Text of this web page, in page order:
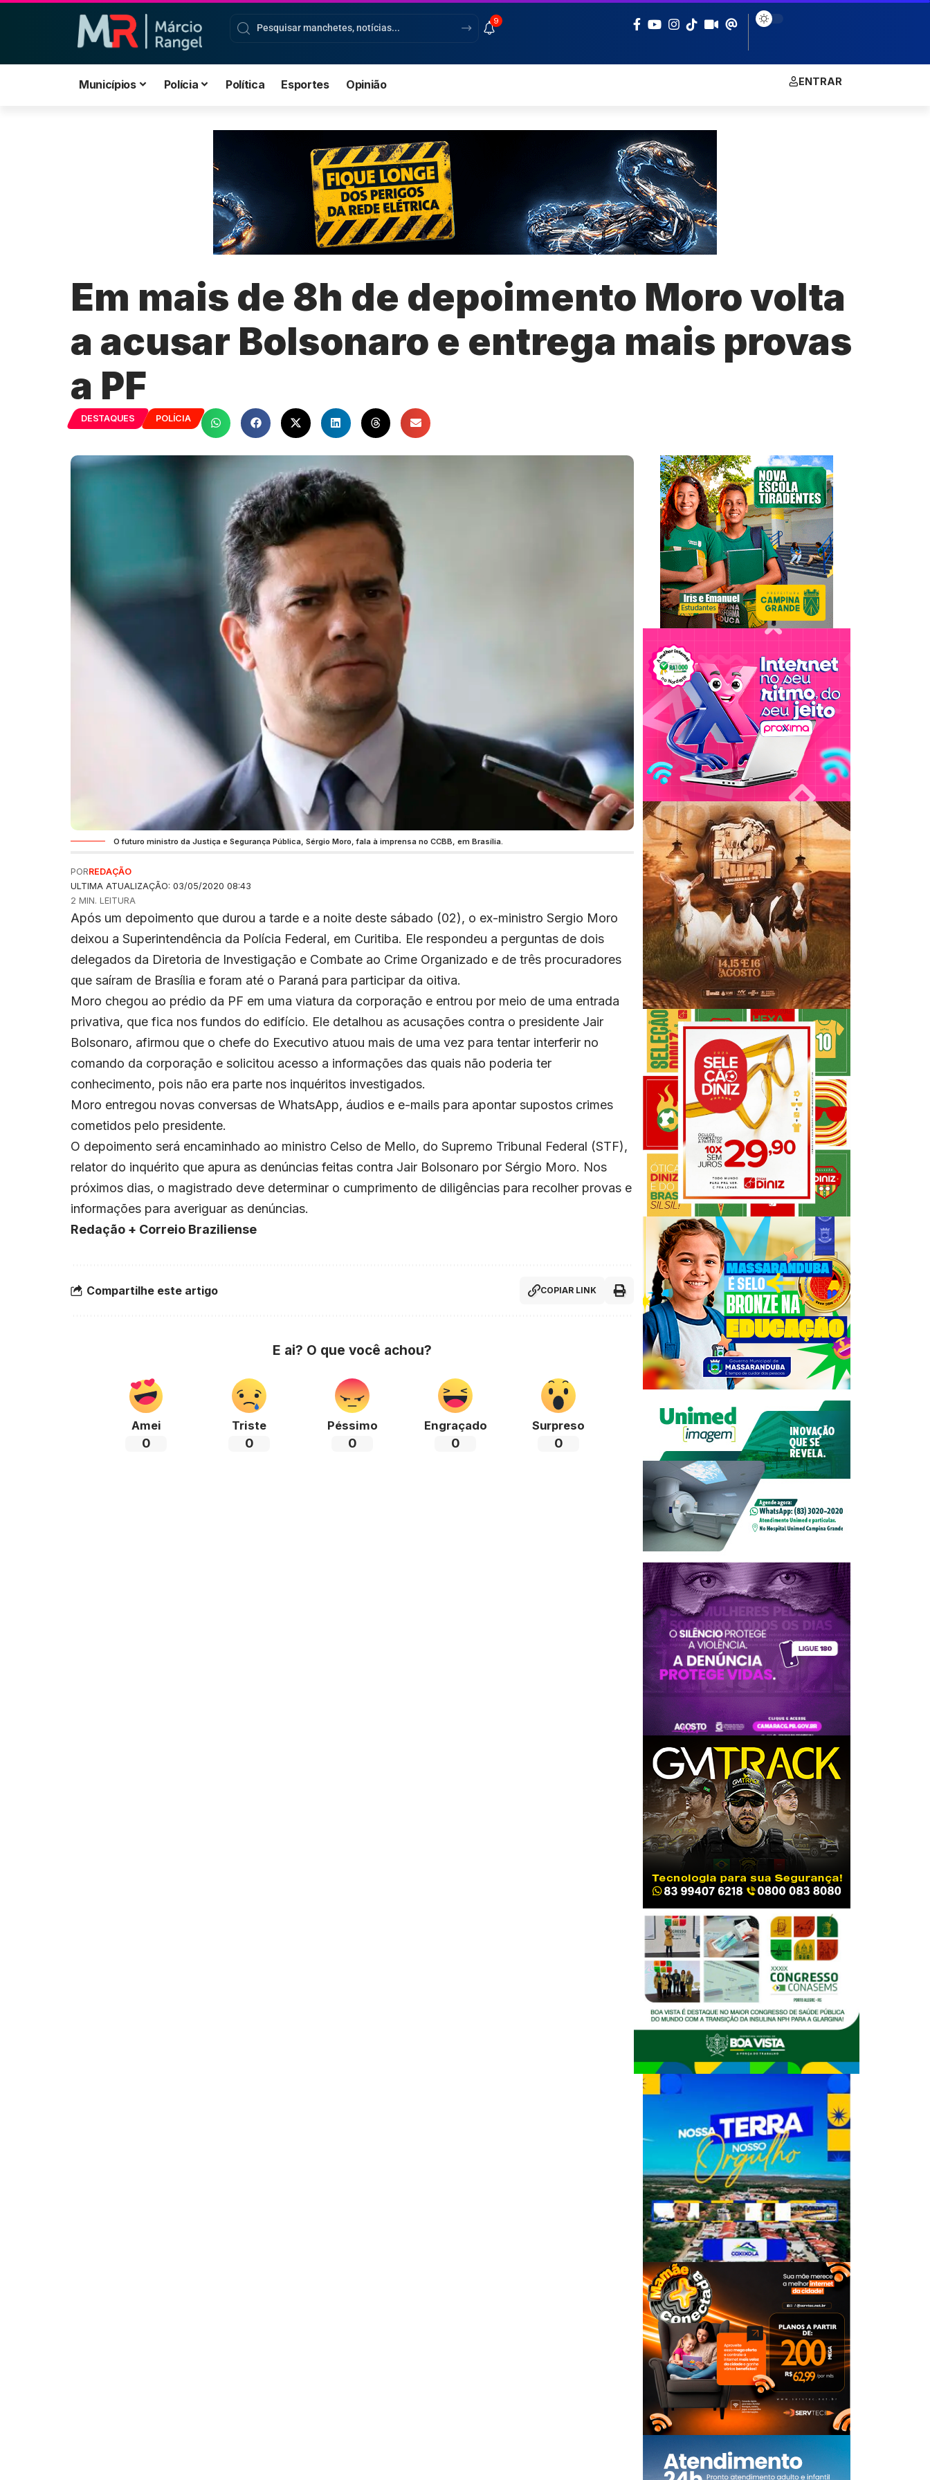
9
Municípios Polícia Política Esportes Opinião ENTRAR
Em mais de 8h de depoimento Moro volta
a acusar Bolsonaro e entrega mais provas
a PF
DESTAQUES POLÍCIA
O futuro ministro da Justiça e Segurança Pública, Sérgio Moro, fala à imprensa no CCBB, em Brasília.
ULTIMA ATUALIZAÇÃO: 03/05/2020 08:43
PORREDAÇÃO
2 MIN. LEITURA
Após um depoimento que durou a tarde e a noite deste sábado (02), o ex-ministro Sergio Moro
deixou a Superintendência da Polícia Federal, em Curitiba. Ele respondeu a perguntas de dois
delegados da Diretoria de Investigação e Combate ao Crime Organizado e de três procuradores
que saíram de Brasília e foram até o Paraná para participar da oitiva.
Moro chegou ao prédio da PF em uma viatura da corporação e entrou por meio de uma entrada
privativa, que fica nos fundos do edifício. Ele detalhou as acusações contra o presidente Jair
Bolsonaro, afirmou que o chefe do Executivo atuou mais de uma vez para tentar interferir no
comando da corporação e solicitou acesso a informações das quais não poderia ter
conhecimento, pois não era parte nos inquéritos investigados.
Moro entregou novas conversas de WhatsApp, áudios e e-mails para apontar supostos crimes
cometidos pelo presidente.
O depoimento será encaminhado ao ministro Celso de Mello, do Supremo Tribunal Federal (STF),
relator do inquérito que apura as denúncias feitas contra Jair Bolsonaro por Sérgio Moro. Nos
próximos dias, o magistrado deve determinar o cumprimento de diligências para recolher provas e
informações para averiguar as denúncias.
Redação + Correio Braziliense
Compartilhe este artigo COPIAR LINK
E ai? O que você achou?
Amei
0
Triste
0
Péssimo
0
Engraçado
0
Surpreso
0